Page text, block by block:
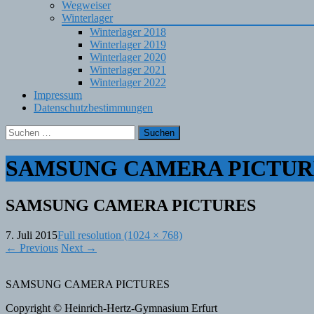
Wegweiser
Winterlager
Winterlager 2018
Winterlager 2019
Winterlager 2020
Winterlager 2021
Winterlager 2022
Impressum
Datenschutzbestimmungen
Suchen
nach:
SAMSUNG CAMERA
SAMSUNG CAMERA PICTURES
7. Juli 2015Full resolution (1024 × 768)
← Previous Next →
SAMSUNG CAMERA PICTURES
Copyright © Heinrich-Hertz-Gymnasium Erfurt